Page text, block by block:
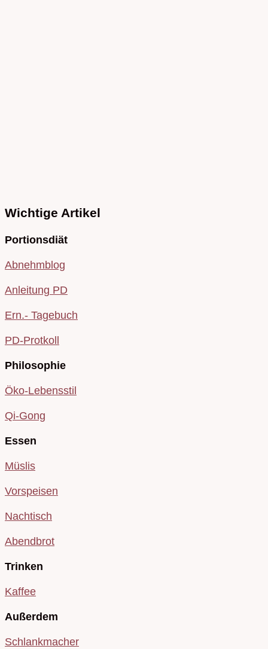
Wichtige Artikel
Portionsdiät
Abnehmblog
Anleitung PD
Ern.- Tagebuch
PD-Protkoll
Philosophie
Öko-Lebensstil
Qi-Gong
Essen
Müslis
Vorspeisen
Nachtisch
Abendbrot
Trinken
Kaffee
Außerdem
Schlankmacher